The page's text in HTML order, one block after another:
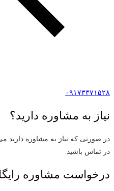
۰۹۱۷۳۳۷۱۵۲۸
نیاز به مشاوره دارید؟
در صورتی که نیاز به مشاوره دارید می
در تماس باشید
درخواست مشاوره